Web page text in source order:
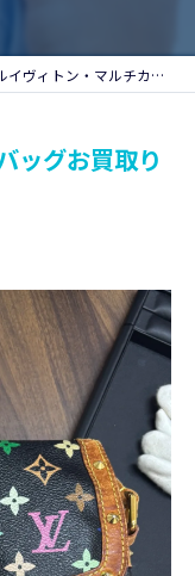
ヴィトン・マルチカラーバッグお買取り(^^♪
ッグお買取り